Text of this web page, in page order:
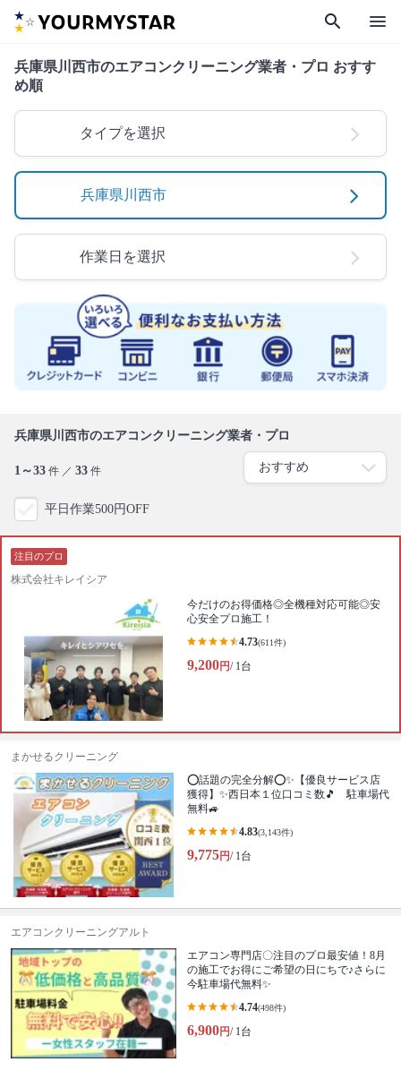
search menu
兵庫県川西市のエアコンクリーニング業者・プロ おすす
め順
タイプを選択
兵庫県川西市
作業日を選択
兵庫県川西市のエアコンクリーニング業者・プロ
1～33 件 ／ 33 件
平日作業500円OFF
注目のプロ
株式会社キレイシア
今だけのお得価格◎全機種対応可能◎安
心安全プロ施工！
4.73(611件)
9,200円/ 1台
まかせるクリーニング
⭕話題の完全分解⭕✨【優良サービス店
獲得】✨西日本１位口コミ数🎵 駐車場代
無料🚙
4.83(3,143件)
9,775円/ 1台
エアコンクリーニングアルト
エアコン専門店〇注目のプロ最安値！8月
の施工でお得にご希望の日にちで♪さらに
今駐車場代無料✨
4.74(498件)
6,900円/ 1台